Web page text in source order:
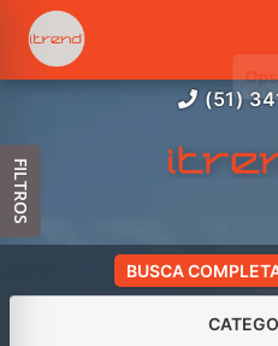
(51)
BUSCA
FILTROS